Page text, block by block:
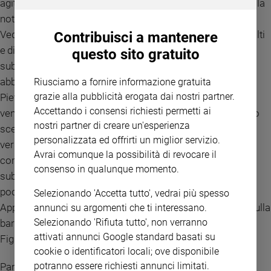
agitata dalle onde: il vento infatti era contrario. Sul finire della
notte egli andò verso di loro camminando sul mare.
Vedendolo camminare sul mare, i discepoli furono sconvolti
e dissero: «È un fantasma!» e gridarono dalla paura. Ma
subito Gesù parlò loro dicendo: «Coraggio, sono io, non
abbiate paura!».
Pietro allora gli rispose: «Signore, se sei tu, comandami di
venire verso di te sulle acque». Ed egli disse: «Vieni!». Pietro
scese dalla barca, si mise a camminare sulle acque e andò
verso Gesù. Ma, vedendo che il vento era forte, s’impaurì e,
cominciando ad affondare, gridò: «Signore, salvami!». E
subito Gesù tese la mano, lo afferrò e gli disse: «Uomo di
poca fede, perché hai dubitato?».
Appena saliti sulla barca, il vento cessò. Quelli che erano sulla
barca si prostrarono davanti a lui, dicendo: «Davvero tu sei
Figlio di Dio!».
Parola del Signore.
Contribuisci a mantenere
questo sito gratuito
Riusciamo a fornire informazione gratuita
grazie alla pubblicità erogata dai nostri partner.
Accettando i consensi richiesti permetti ai
nostri partner di creare un'esperienza
personalizzata ed offrirti un miglior servizio.
Avrai comunque la possibilità di revocare il
consenso in qualunque momento.
Selezionando 'Accetta tutto', vedrai più spesso
annunci su argomenti che ti interessano.
Selezionando 'Rifiuta tutto', non verranno
attivati annunci Google standard basati su
cookie o identificatori locali; ove disponibile
potranno essere richiesti annunci limitati.